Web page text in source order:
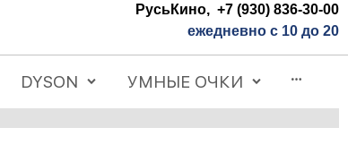
РусьКино, +7 (930) 836-30-00
ежедневно с 10 до 20
DYSON УМНЫЕ ОЧКИ